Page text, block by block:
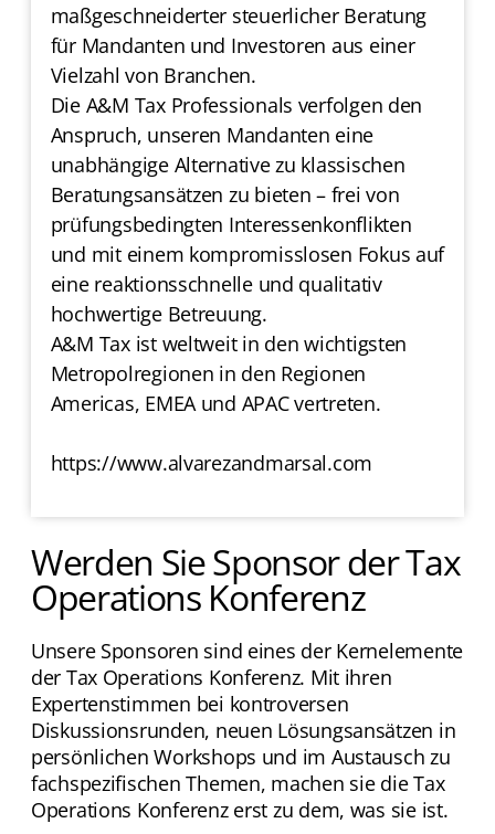
maßgeschneiderter steuerlicher Beratung
für Mandanten und Investoren aus einer
Vielzahl von Branchen.
Die A&M Tax Professionals verfolgen den
Anspruch, unseren Mandanten eine
unabhängige Alternative zu klassischen
Beratungsansätzen zu bieten – frei von
prüfungsbedingten Interessenkonflikten
und mit einem kompromisslosen Fokus auf
eine reaktionsschnelle und qualitativ
hochwertige Betreuung.
A&M Tax ist weltweit in den wichtigsten
Metropolregionen in den Regionen
Americas, EMEA und APAC vertreten.
https://www.alvarezandmarsal.com
Werden Sie Sponsor der Tax
Operations Konferenz
Unsere Sponsoren sind eines der Kernelemente
der Tax Operations Konferenz. Mit ihren
Expertenstimmen bei kontroversen
Diskussionsrunden, neuen Lösungsansätzen in
persönlichen Workshops und im Austausch zu
fachspezifischen Themen, machen sie die Tax
Operations Konferenz erst zu dem, was sie ist.